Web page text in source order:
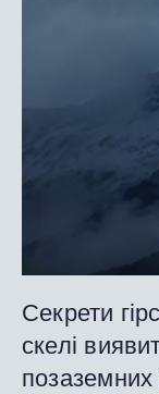
Секрети
скелі
позаземних